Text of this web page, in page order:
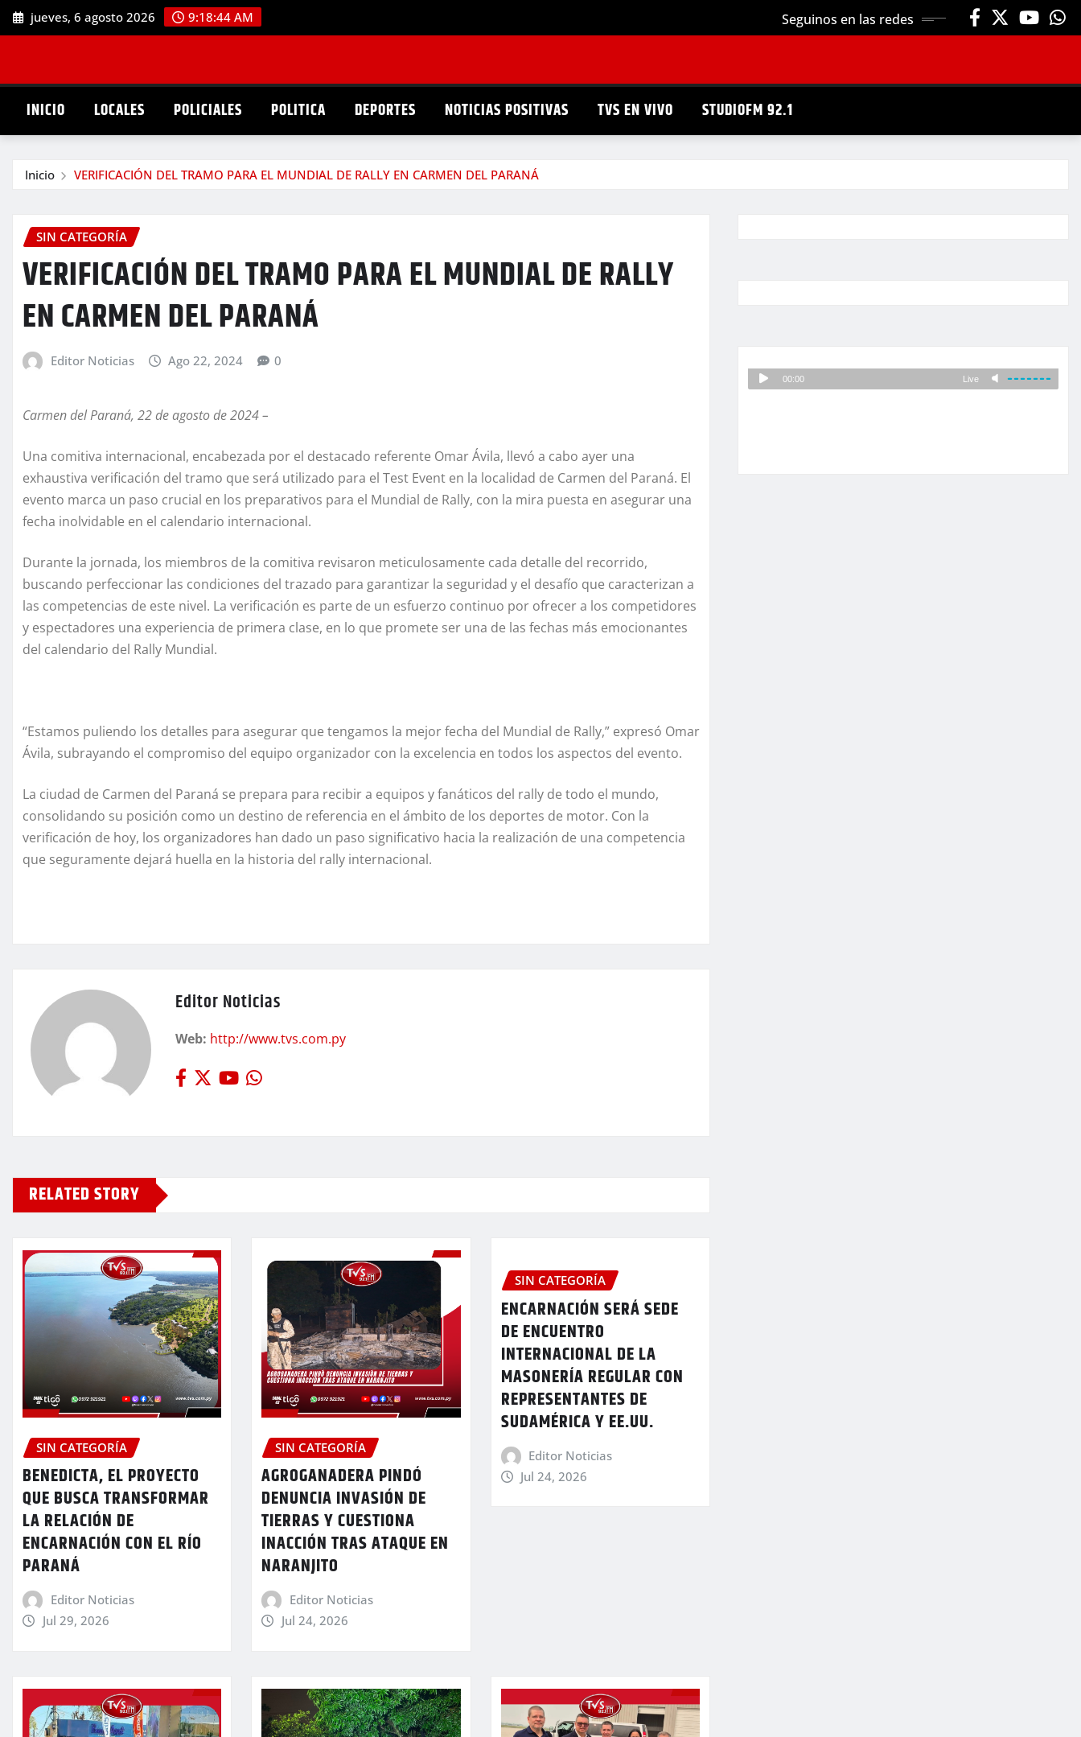
Saltar
al
jueves, 6 agosto 2026 9:18:45 AM Seguinos en las redes
INICIO LOCALES POLICIALES POLITICA DEPORTES NOTICIAS POSITIVAS TVS EN VIVO STUDIOFM 92.1
Inicio VERIFICACIÓN DEL TRAMO PARA EL MUNDIAL DE RALLY EN CARMEN DEL PARANÁ
SIN CATEGORÍA
VERIFICACIÓN DEL TRAMO PARA EL MUNDIAL DE RALLY
EN CARMEN DEL PARANÁ
Editor Noticias Ago 22, 2024 0
Carmen del Paraná, 22 de agosto de 2024 –
Una comitiva internacional, encabezada por el destacado referente Omar Ávila, llevó a cabo ayer una
exhaustiva verificación del tramo que será utilizado para el Test Event en la localidad de Carmen del Paraná. El
evento marca un paso crucial en los preparativos para el Mundial de Rally, con la mira puesta en asegurar una
fecha inolvidable en el calendario internacional.
Durante la jornada, los miembros de la comitiva revisaron meticulosamente cada detalle del recorrido,
buscando perfeccionar las condiciones del trazado para garantizar la seguridad y el desafío que caracterizan a
las competencias de este nivel. La verificación es parte de un esfuerzo continuo por ofrecer a los competidores
y espectadores una experiencia de primera clase, en lo que promete ser una de las fechas más emocionantes
del calendario del Rally Mundial.
“Estamos puliendo los detalles para asegurar que tengamos la mejor fecha del Mundial de Rally,” expresó Omar
Ávila, subrayando el compromiso del equipo organizador con la excelencia en todos los aspectos del evento.
La ciudad de Carmen del Paraná se prepara para recibir a equipos y fanáticos del rally de todo el mundo,
consolidando su posición como un destino de referencia en el ámbito de los deportes de motor. Con la
verificación de hoy, los organizadores han dado un paso significativo hacia la realización de una competencia
que seguramente dejará huella en la historia del rally internacional.
Editor Noticias
Web: http://www.tvs.com.py
RELATED STORY
SIN CATEGORÍA
BENEDICTA, EL PROYECTO
QUE BUSCA TRANSFORMAR
LA RELACIÓN DE
ENCARNACIÓN CON EL RÍO
PARANÁ
Editor Noticias
Jul 29, 2026
SIN CATEGORÍA
AGROGANADERA PINDÓ
DENUNCIA INVASIÓN DE
TIERRAS Y CUESTIONA
INACCIÓN TRAS ATAQUE EN
NARANJITO
Editor Noticias
Jul 24, 2026
SIN CATEGORÍA
ENCARNACIÓN SERÁ SEDE
DE ENCUENTRO
INTERNACIONAL DE LA
MASONERÍA REGULAR CON
REPRESENTANTES DE
SUDAMÉRICA Y EE.UU.
Editor Noticias
Jul 24, 2026